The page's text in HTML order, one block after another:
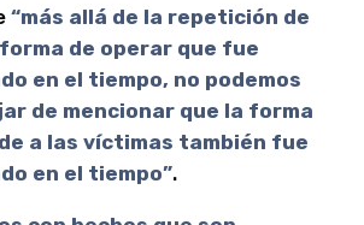
“más allá de la repetición de
de operar que fue
en el tiempo, no podemos
de mencionar que la forma
a las víctimas también fue
en el tiempo”.